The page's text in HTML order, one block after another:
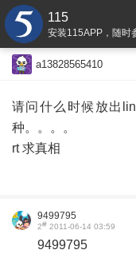
115
安装115APP，随时
a13828565410
请问什么时候放出
种。。。。
rt 求真相
9499795
2# 2011-06-14 03:59
9499795